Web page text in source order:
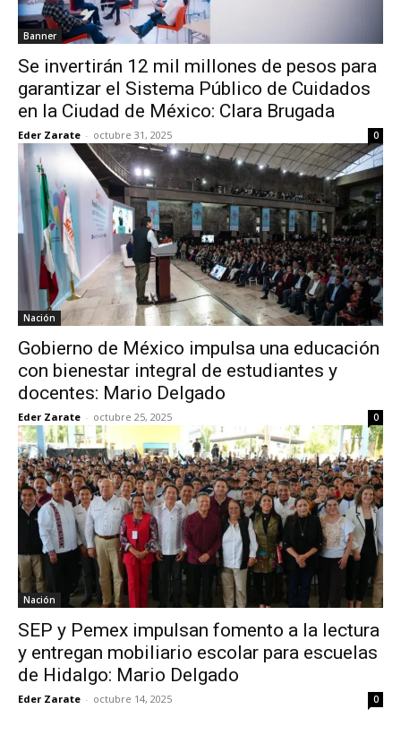
Banner
Se invertirán 12 mil millones de pesos para
garantizar el Sistema Público de Cuidados
en la Ciudad de México: Clara Brugada
Eder Zarate - octubre 31, 2025 0
Nación
Gobierno de México impulsa una educación
con bienestar integral de estudiantes y
docentes: Mario Delgado
Eder Zarate - octubre 25, 2025 0
Nación
SEP y Pemex impulsan fomento a la lectura
y entregan mobiliario escolar para escuelas
de Hidalgo: Mario Delgado
Eder Zarate - octubre 14, 2025 0